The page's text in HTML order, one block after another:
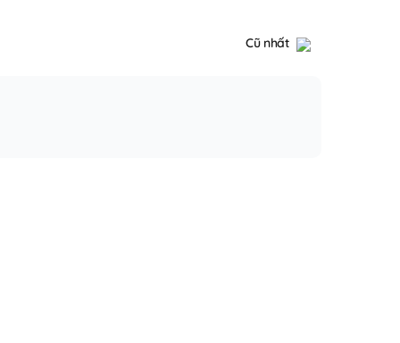
Cũ nhất